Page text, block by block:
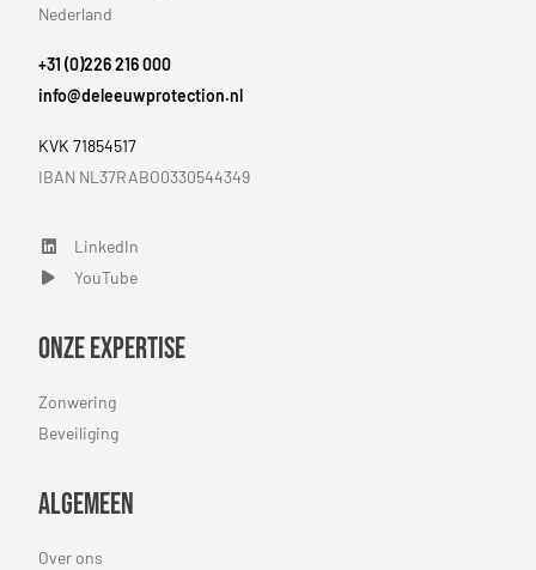
Nederland
+31 (0)226 216 000
info@deleeuwprotection.nl
KVK 71854517
IBAN NL37RABO0330544349
LinkedIn
LinkedIn
YouTube
YouTube
Onze expertise
Zonwering
Beveiliging
Algemeen
Over ons